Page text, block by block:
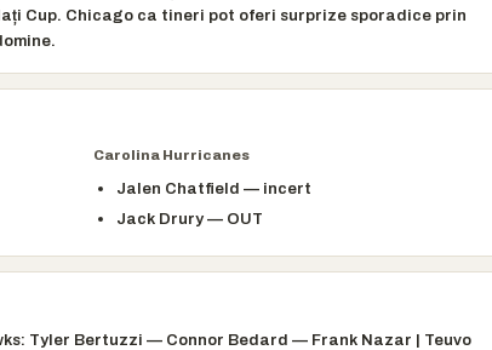
Cup. Chicago ca tineri pot oferi surprize sporadice prin
Carolina Hurricanes
Jalen Chatfield — incert
Jack Drury — OUT
Tyler Bertuzzi — Connor Bedard — Frank Nazar | Teuvo